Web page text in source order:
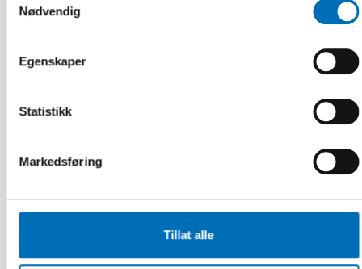
Nødvendig
Egenskaper
Statistikk
Markedsføring
Tillat alle
6 des 2023